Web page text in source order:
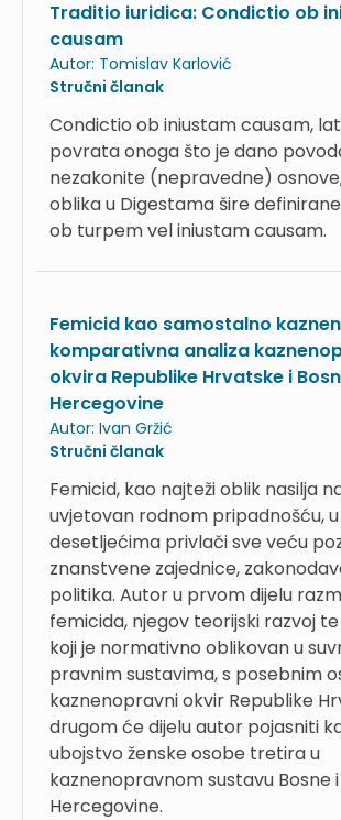
Traditio iuridica: Condictio ob
causam
Autor: Tomislav Karlović
Stručni članak
Condictio ob iniustam causam,
povrata onoga što je dano
nezakonite (nepravedne)
oblika u Digestama šire
ob turpem vel iniustam causam.
Femicid kao samostalno
komparativna analiza
okvira Republike Hrvatske i
Hercegovine
Autor: Ivan Gržić
Stručni članak
Femicid, kao najteži oblik nasilja
uvjetovan rodnom pripadnošću,
desetljećima privlači sve veću
znanstvene zajednice,
politika. Autor u prvom dijelu
femicida, njegov teorijski razvoj
koji je normativno oblikovan u
pravnim sustavima, s posebnim
kaznenopravni okvir Republike
drugom će dijelu autor pojasniti
ubojstvo ženske osobe tretira u
kaznenopravnom sustavu Bosne i
Hercegovine.